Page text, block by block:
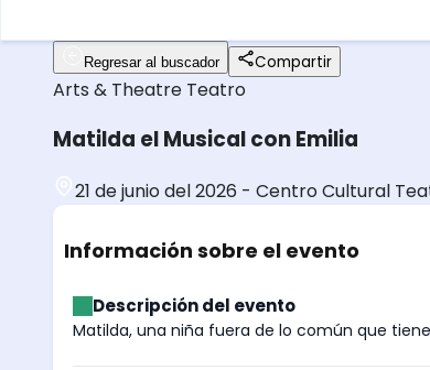
Regresar al buscador Compartir
Arts & Theatre Teatro
Matilda el Musical con Emilia
21 de junio del 2026 - Centro Cultural
Información sobre el evento
Descripción del evento
Matilda, una niña fuera de lo común que